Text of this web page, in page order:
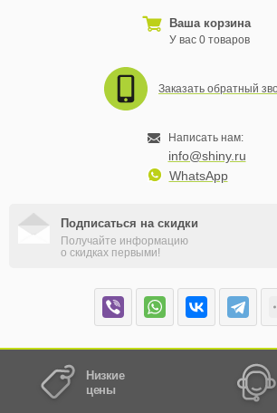
Ваша корзина
У вас 0 товаров
Заказать обратный
Написать нам:
info@shiny.ru
WhatsApp
Подписаться на скидки
Получайте информацию
о скидках первыми!
Низкие
цены